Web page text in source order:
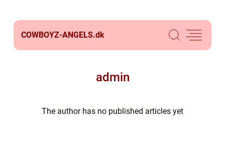
COWBOYZ-ANGELS.dk
admin
The author has no published articles yet